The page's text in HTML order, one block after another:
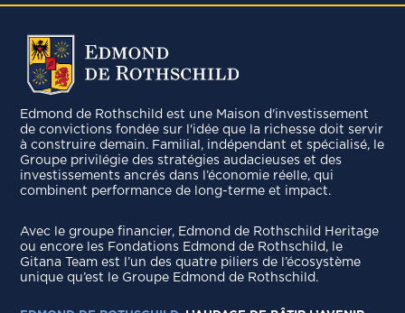
Edmond de Rothschild est une Maison d'investissement
de convictions fondée sur l'idée que la richesse doit servir
à construire demain. Familial, indépendant et spécialisé, le
Groupe privilégie des stratégies audacieuses et des
investissements ancrés dans l’économie réelle, qui
combinent performance de long-terme et impact.
Avec le groupe ﬁnancier, Edmond de Rothschild Heritage
ou encore les Fondations Edmond de Rothschild, le
Gitana Team est l’un des quatre piliers de l’écosystème
unique qu’est le Groupe Edmond de Rothschild.